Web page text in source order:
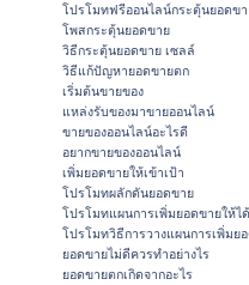
โปรโมทฟรีออนไลน์กระตุ้นยอดข
โพสกระตุ้นยอดขาย
วิธีกระตุ้นยอดขาย เซลล์
วิธีแก้ปัญหายอดขายตก
เริ่มต้นขายของ
แหล่งรับของมาขายออนไลน์
ขายของออนไลน์อะไรดี
อยากขายของออนไลน์
เพิ่มยอดขายให้เข้าเป้า
โปรโมทผลักดันยอดขาย
โปรโมทแผนการเพิ่มยอดขายให้ไ
โปรโมทวิธีการวางแผนการเพิ่มย
ยอดขายไม่ดีควรทำอย่างไร
ยอดขายตกเกิดจากอะไร